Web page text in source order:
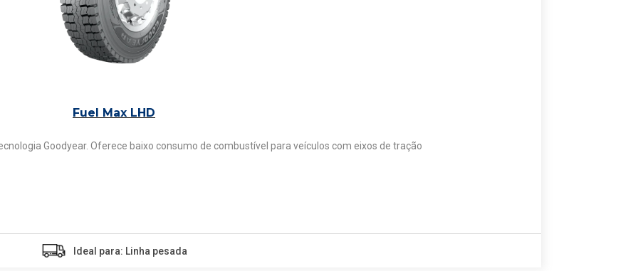
Fuel Max LHD
Goodyear. Oferece baixo consumo de combustível para veículos com eixos de tração
Ideal para: Linha pesada